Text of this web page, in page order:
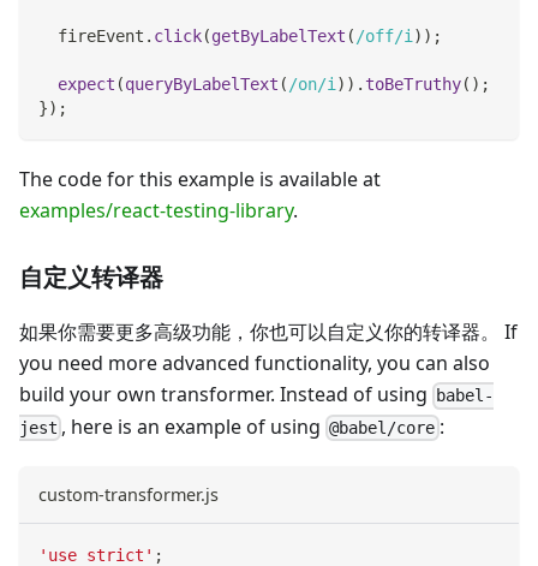
  fireEvent
. click(getByLabelText (/off/i) ) ;
expect (queryByLabelText (/on/i) ) . toBeTruthy( ) ;
}) ;
The code for this example is available at
examples/react-testing-library.
自定义转译器
如果你需要更多高级功能，你也可以自定义你的转译器。 If
you need more advanced functionality, you can also
build your own transformer. Instead of using
babel-
jest , here is an example of using@babel/core :
custom-transformer.js
'use strict' ;